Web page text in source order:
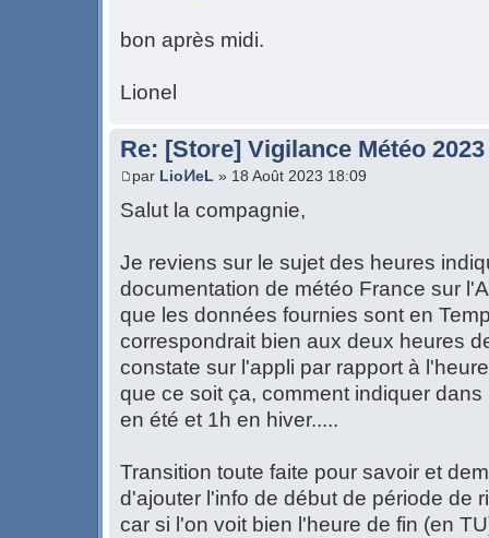
bon après midi.
Lionel
Re: [Store] Vigilance Météo 2023
par LioͶeL » 18 Août 2023 18:09
Salut la compagnie,
Je reviens sur le sujet des heures
documentation de météo France sur
que les données fournies sont en
correspondrait bien aux deux heures
constate sur l'appli par rapport à
que ce soit ça, comment indiquer
en été et 1h en hiver.....
Transition toute faite pour savoir et
d'ajouter l'info de début de période de
car si l'on voit bien l'heure de fin (en